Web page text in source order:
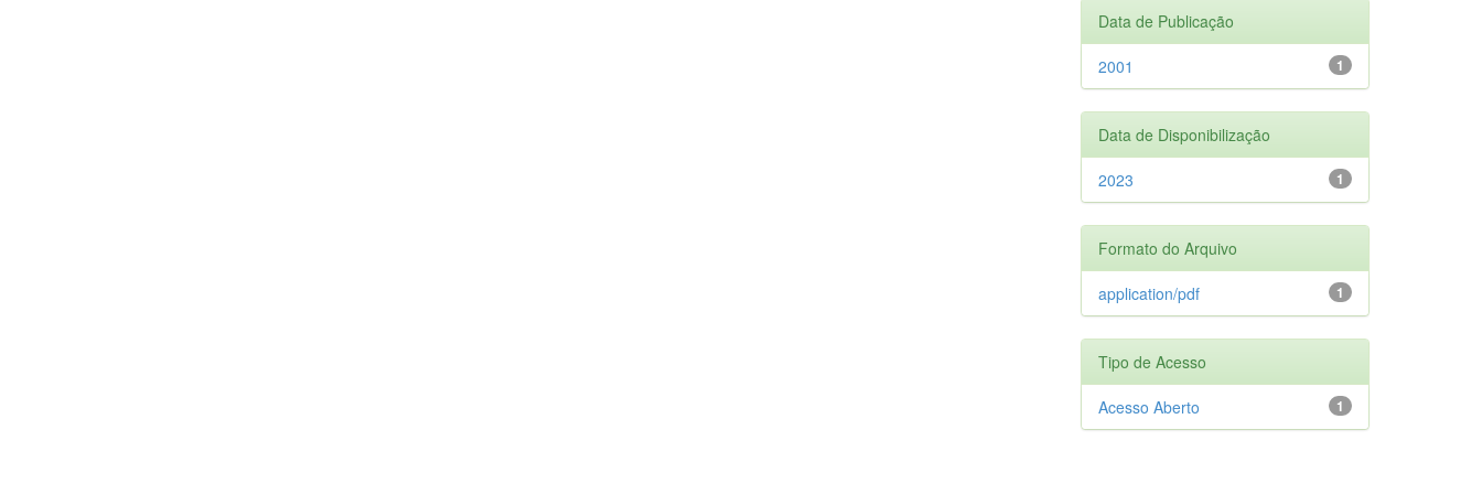
Data de Publicação
1
2001
Data de Disponibilização
1
2023
Formato do Arquivo
1
application/pdf
Tipo de Acesso
1
Acesso Aberto